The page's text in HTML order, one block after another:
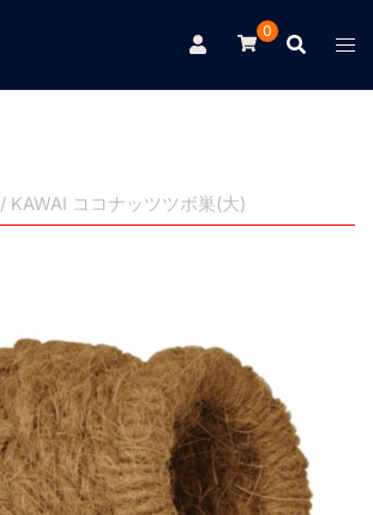
0
/ KAWAI ココナッツツボ巣(大)